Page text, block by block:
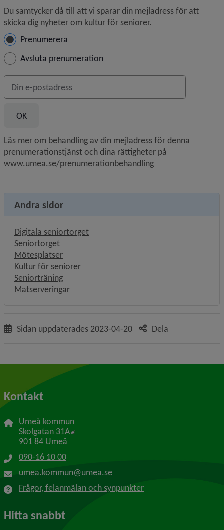
Du samtycker då till att vi sparar din mejladress för att
skicka dig nyheter om kultur för seniorer.
Hantera prenumeration
Prenumerera
Avsluta prenumeration
Din e-postadress
Läs mer om behandling av din mejladress för denna
www.umea.se/prenumerationbehandling
Andra sidor
Digitala seniortorget
Seniortorget
Mötesplatser
Kultur för seniorer
Seniorträning
Matserveringar
Sidan uppdaterades 2023-04-20 Dela
Kontakt
Umeå kommun
Skolgatan 31A Länk till annan webbplats, öppnas i nytt
901 84 Umeå
090-16 10 00
umea.kommun@umea.se
Frågor, felanmälan och synpunkter
Hitta snabbt